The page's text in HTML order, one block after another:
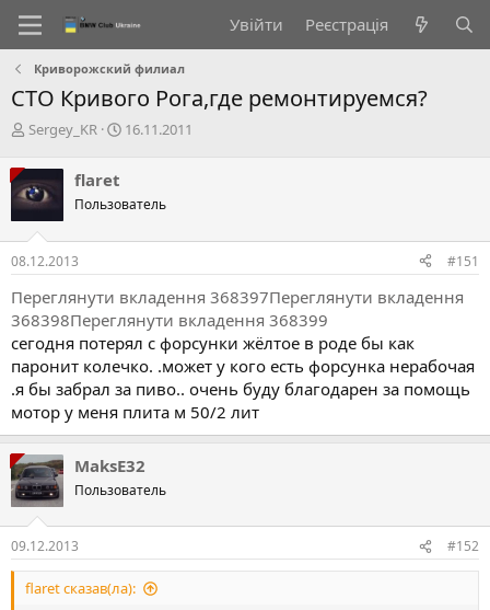
Увійти Реєстрація
Криворожский филиал
СТО Кривого Рога,где ремонтируемся?
А
т
о
р
т
е
м
Sergey_KR
Д
с
в
е
н
н
я
16.11.2011
flaret
Пользователь
08.12.2013 #151
Переглянути вкладення 368397Переглянути вкладення
368398Переглянути вкладення 368399
сегодня потерял с форсунки жёлтое в роде бы как
паронит колечко. .может у кого есть форсунка нерабочая
.я бы забрал за пиво.. очень буду благодарен за помощь
мотор у меня плита м 50/2 лит
MaksE32
Пользователь
09.12.2013 #152
flaret сказав(ла):